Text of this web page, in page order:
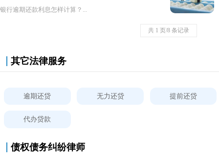
银行逾期还款利息怎样计算？...
共 1 页/8 条记录
其它法律服务
逾期还贷 无力还贷 提前还贷
代办贷款
债权债务纠纷律师